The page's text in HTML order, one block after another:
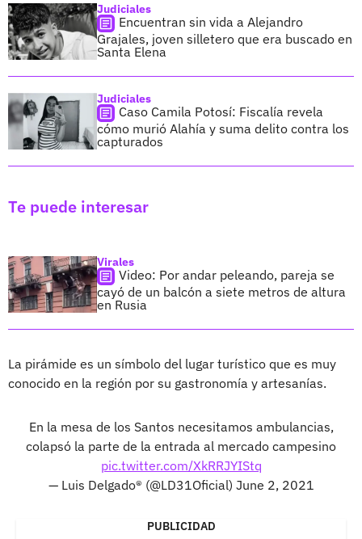
Judiciales
Encuentran sin vida a Alejandro
Grajales, joven silletero que era buscado en
Santa Elena
Judiciales
Caso Camila Potosí: Fiscalía revela
cómo murió Alahía y suma delito contra los
capturados
Te puede interesar
Virales
Video: Por andar peleando, pareja se
cayó de un balcón a siete metros de altura
en Rusia
La pirámide es un símbolo del lugar turístico que es muy
conocido en la región por su gastronomía y artesanías.
En la mesa de los Santos necesitamos ambulancias,
colapsó la parte de la entrada al mercado campesino
pic.twitter.com/XkRRJYIStq
— Luis Delgado® (@LD31Oficial) June 2, 2021
PUBLICIDAD